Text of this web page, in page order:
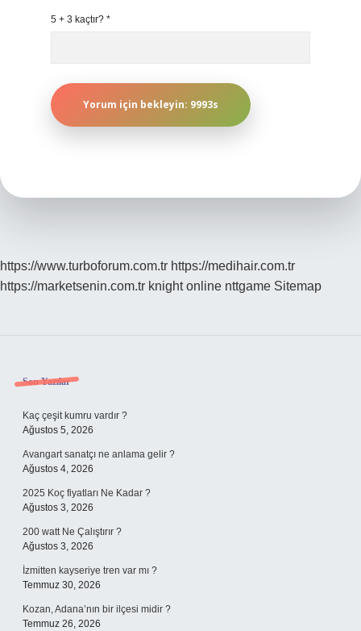
5 + 3 kaçtır? *
https://www.turboforum.com.tr https://medihair.com.tr
https://marketsenin.com.tr knight online nttgame Sitemap
Sidebar
Son Yazılar
Kaç çeşit kumru vardır ?
Ağustos 5, 2026
Avangart sanatçı ne anlama gelir ?
Ağustos 4, 2026
2025 Koç fiyatları Ne Kadar ?
Ağustos 3, 2026
200 watt Ne Çalıştırır ?
Ağustos 3, 2026
İzmitten kayseriye tren var mı ?
Temmuz 30, 2026
Kozan, Adana’nın bir ilçesi midir ?
Temmuz 26, 2026